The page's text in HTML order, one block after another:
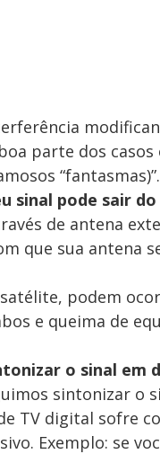
parte dos
“fantasmas)”.
sinal pode sair do
de antena
que sua antena
satélite, podem
e queima de
o sinal em
sintonizar o
TV digital sofre
Exemplo: se